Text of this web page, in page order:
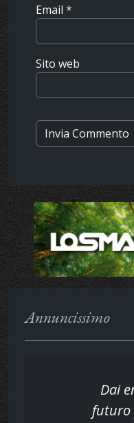
Email *
Sito web
Annuncissimo
Dai
futuro